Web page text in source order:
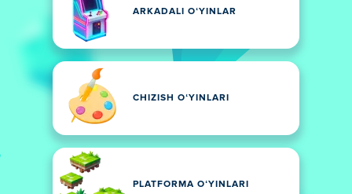
ARKADALI OʻYINLAR
CHIZISH OʻYINLARI
PLATFORMA OʻYINLARI